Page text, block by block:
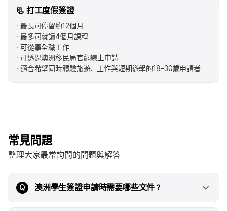
📃 打工度假簽證
最長可停留約12個月
最多可就讀4個月課程
可從事全職工作
可透過澳洲移民局官網線上申請
適合希望同時體驗旅遊、工作與短期遊學的18–30歲申請者
常見問題
整理大家最常詢問的問題與解答
Q 澳洲學生簽證申請時需要哪些文件？